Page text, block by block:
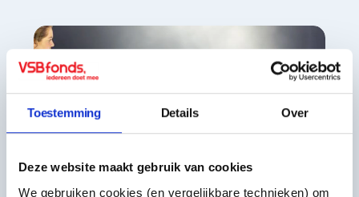
Toestemming Details Over
Deze website maakt gebruik van cookies
We gebruiken cookies (en vergelijkbare technieken) om